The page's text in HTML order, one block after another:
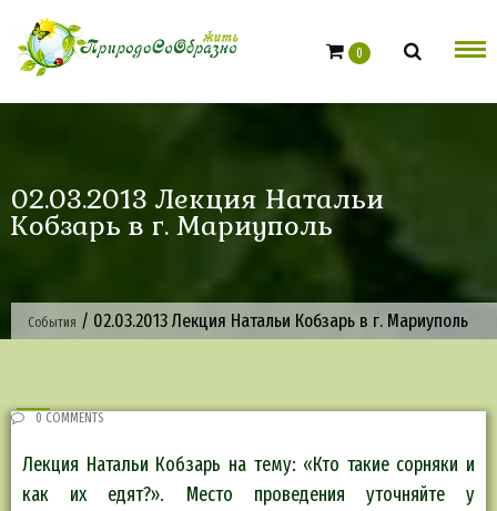
content
0
02.03.2013 Лекция Натальи
Кобзарь в г. Мариуполь
События / 02.03.2013 Лекция Натальи Кобзарь в г. Мариуполь
0 COMMENTS
Лекция Натальи Кобзарь на тему: «Кто такие сорняки и
как их едят?». Место проведения уточняйте у